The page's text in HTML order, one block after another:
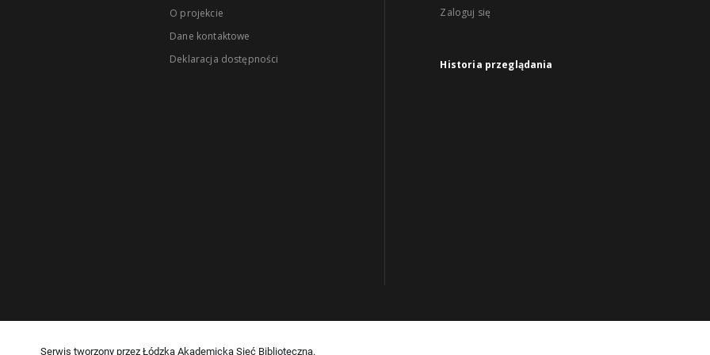
O projekcie
Dane kontaktowe
Deklaracja dostępności
Zaloguj się
Historia przeglądania
Serwis tworzony przez Łódzką Akademicką Sieć Biblioteczną.